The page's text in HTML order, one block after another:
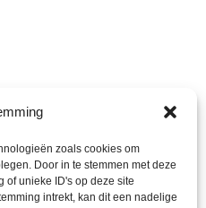
zoals cookies om
Door in te stemmen met deze
of unieke ID's op deze site
intrekt, kan dit een nadelige